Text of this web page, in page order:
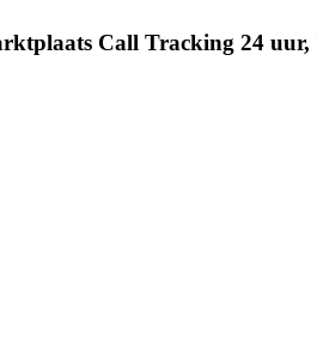
Call Tracking 24 uur,